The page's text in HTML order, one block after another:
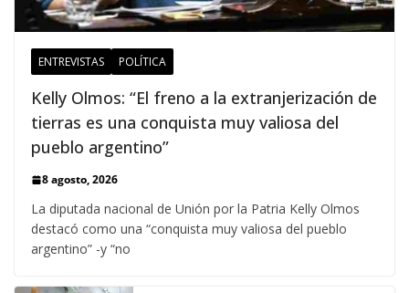
ENTREVISTAS POLÍTICA
Kelly Olmos: “El freno a la extranjerización de
tierras es una conquista muy valiosa del
pueblo argentino”
8 agosto, 2026
La diputada nacional de Unión por la Patria Kelly Olmos
destacó como una “conquista muy valiosa del pueblo
argentino” -y “no